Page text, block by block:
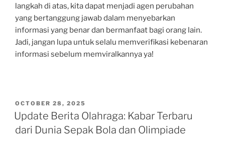
langkah di atas, kita dapat menjadi agen perubahan
yang bertanggung jawab dalam menyebarkan
informasi yang benar dan bermanfaat bagi orang lain.
Jadi, jangan lupa untuk selalu memverifikasi kebenaran
informasi sebelum memviralkannya ya!
POSTED
ON
OCTOBER 28, 2025
Update Berita Olahraga: Kabar Terbaru
dari Dunia Sepak Bola dan Olimpiade